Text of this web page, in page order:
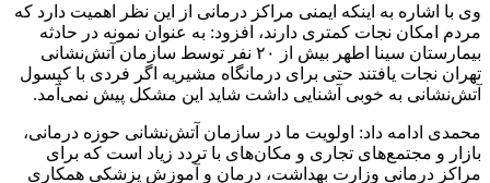
وی با اشاره به اینکه ایمنی مراکز درمانی از این نظر اهمیت دارد که
مردم امکان نجات کمتری دارند، افزود: به عنوان نمونه در حادثه
بیمارستان سینا اطهر بیش از ۲۰ نفر توسط سازمان آتش‌نشانی
تهران نجات یافتند حتی برای درمانگاه مشیریه اگر فردی با کپسول
آتش‌نشانی به خوبی آشنایی داشت شاید این مشکل پیش نمی‌آمد.
محمدی ادامه داد: اولویت ما در سازمان آتش‌نشانی حوزه درمانی،
بازار و مجتمع‌های تجاری و مکان‌های با تردد زیاد است که برای
مراکز درمانی وزارت بهداشت، درمان و آموزش پزشکی همکاری